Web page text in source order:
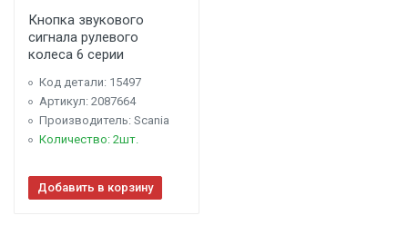
Кнопка звукового
сигнала рулевого
колеса 6 серии
Код детали: 15497
Артикул: 2087664
Производитель: Scania
Количество: 2шт.
Добавить в корзину